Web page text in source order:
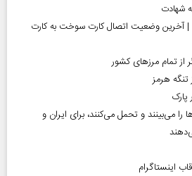
شهادت
| آخرین وضعیت اتصال کارت سوخت به کارت
می‌بینند و تحمل می‌کنند، برای ایران و
اینستاگرام